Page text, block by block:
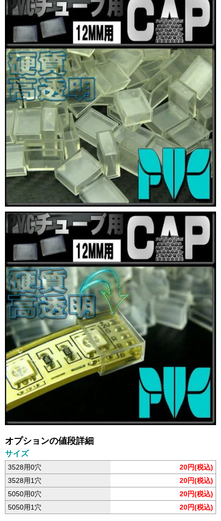
オプションの値段詳細
サイズ
3528用0穴
20円(税込)
3528用1穴
20円(税込)
5050用0穴
20円(税込)
5050用1穴
20円(税込)